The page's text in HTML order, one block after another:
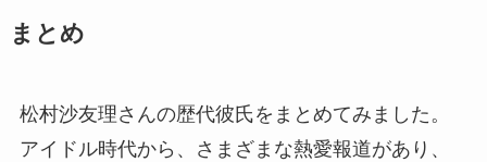
まとめ
松村沙友理さんの歴代彼氏をまとめてみました。
アイドル時代から、さまざまな熱愛報道があり、